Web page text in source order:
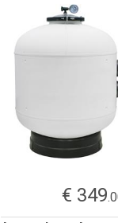
€ 349